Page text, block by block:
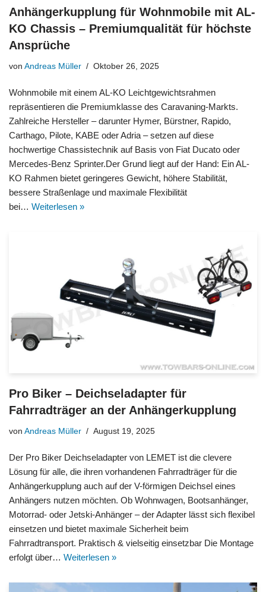
Anhängerkupplung für Wohnmobile mit AL-
KO Chassis – Premiumqualität für höchste
Ansprüche
von Andreas Müller Oktober 26, 2025
Wohnmobile mit einem AL-KO Leichtgewichtsrahmen
repräsentieren die Premiumklasse des Caravaning-Markts.
Zahlreiche Hersteller – darunter Hymer, Bürstner, Rapido,
Carthago, Pilote, KABE oder Adria – setzen auf diese
hochwertige Chassistechnik auf Basis von Fiat Ducato oder
Mercedes-Benz Sprinter.Der Grund liegt auf der Hand: Ein AL-
KO Rahmen bietet geringeres Gewicht, höhere Stabilität,
bessere Straßenlage und maximale Flexibilität
bei… Weiterlesen »
Pro Biker – Deichseladapter für
Fahrradträger an der Anhängerkupplung
von Andreas Müller August 19, 2025
Der Pro Biker Deichseladapter von LEMET ist die clevere
Lösung für alle, die ihren vorhandenen Fahrradträger für die
Anhängerkupplung auch auf der V-förmigen Deichsel eines
Anhängers nutzen möchten. Ob Wohnwagen, Bootsanhänger,
Motorrad- oder Jetski-Anhänger – der Adapter lässt sich flexibel
einsetzen und bietet maximale Sicherheit beim
Fahrradtransport. Praktisch & vielseitig einsetzbar Die Montage
erfolgt über… Weiterlesen »